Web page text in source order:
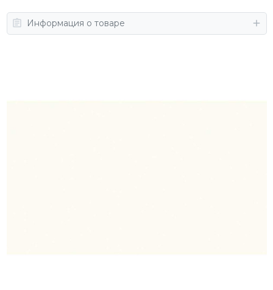
Информация о товаре